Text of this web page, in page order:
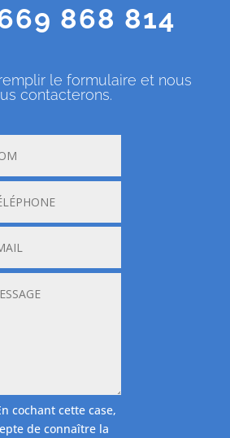
868 814
le formulaire et nous
contacterons.
cochant cette case,
de connaître la